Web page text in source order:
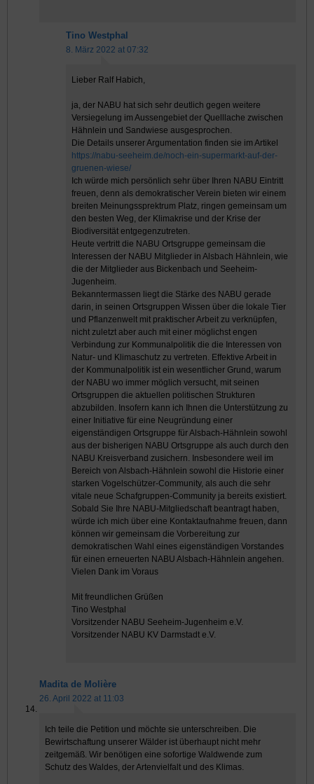
Tino Westphal
8. März 2022 at 07:32
Lieber Ralf Habich,
ja, der NABU hat sich sehr deutlich gegen weitere
Versiegelung im Aussengebiet der Quelllache zwischen
Hähnlein und Sandwiese ausgesprochen.
Die Details unserer Argumentation finden sie im Artikel
https://nabu-seeheim.de/noch-ein-supermarkt-auf-der-
gruenen-wiese/
Ich würde mich persönlich sehr über Ihren NABU Eintritt
freuen, denn als demokratischer Verein bieten wir einem
breiten Meinungssprektrum Platz, ringen gemeinsam um
den besten Weg, der Klimakrise und der Krise der
Biodiversität entgegenzutreten.
Heute vertritt die NABU Ortsgruppe gemeinsam die
Interessen der NABU Mitglieder in Alsbach Hähnlein, wie
die der Mitglieder aus Bickenbach und Seeheim-
Jugenheim.
Bekanntermassen liegt die Stärke des NABU gerade
darin, in seinen Ortsgruppen Wissen über die lokale Tier
und Pflanzenwelt mit praktischer Arbeit zu verknüpfen,
nicht zuletzt aber auch mit einer möglichst engen
Verbindung zur Kommunalpolitik die die Interessen von
Natur- und Klimaschutz zu vertreten. Effektive Arbeit in
der Kommunalpolitik ist ein wesentlicher Grund, warum
der NABU wo immer möglich versucht, mit seinen
Ortsgruppen die aktuellen politischen Strukturen
abzubilden. Insofern kann ich Ihnen die Unterstützung zu
einer Initiative für eine Neugründung einer
eigenständigen Ortsgruppe für Alsbach-Hähnlein sowohl
aus der bisherigen NABU Ortsgruppe als auch durch den
NABU Kreisverband zusichern. Insbesondere weil im
Bereich von Alsbach-Hähnlein sowohl die Historie einer
starken Vogelschützer-Community, als auch die sehr
vitale neue Schafgruppen-Community ja bereits existiert.
Sobald Sie Ihre NABU-Mitgliedschaft beantragt haben,
würde ich mich über eine Kontaktaufnahme freuen, dann
können wir gemeinsam die Vorbereitung zur
demokratischen Wahl eines eigenständigen Vorstandes
für einen erneuerten NABU Alsbach-Hähnlein angehen.
Vielen Dank im Voraus
Mit freundlichen Grüßen
Tino Westphal
Vorsitzender NABU Seeheim-Jugenheim e.V.
Vorsitzender NABU KV Darmstadt e.V.
Madita de Molière
26. April 2022 at 11:03
Ich teile die Petition und möchte sie unterschreiben. Die
Bewirtschaftung unserer Wälder ist überhaupt nicht mehr
zeitgemäß. Wir benötigen eine sofortige Waldwende zum
Schutz des Waldes, der Artenvielfalt und des Klimas.